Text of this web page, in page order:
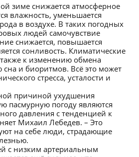
зиме снижается атмосферное
влажность, уменьшается
в воздухе. В таких погодных
людей самочувствие
снижается, повышается
сонливость. Климатические
к изменению обмена
и биоритмов. Всё это может
стресса, усталости и
причиной ухудшения
пасмурную погоду являются
давления с тенденцией к
Михаил Лебедев. – Это
на себе люди, страдающие
с низким артериальным